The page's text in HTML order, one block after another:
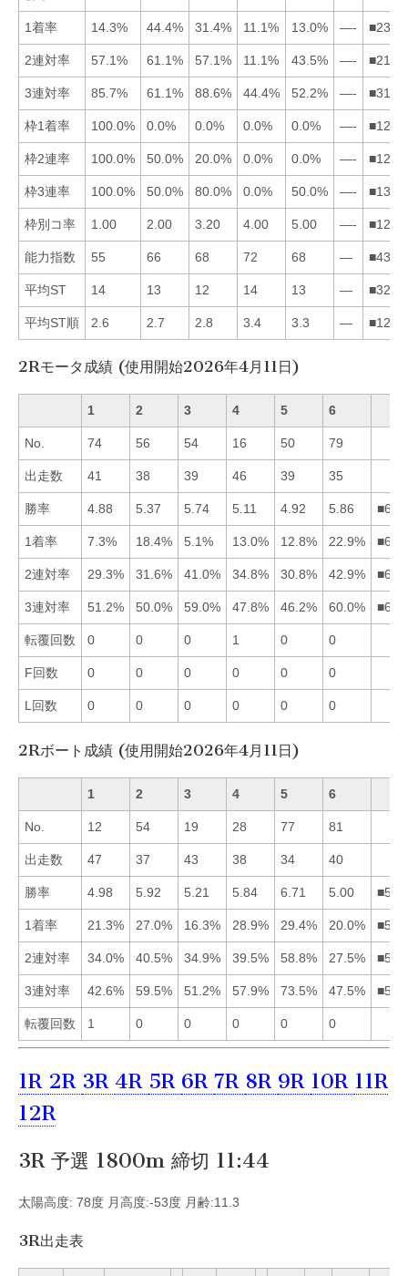
1着率 14.3% 44.4% 31.4% 11.1% 13.0% —-
2連対率 57.1% 61.1% 57.1% 11.1% 43.5% —-
3連対率 85.7% 61.1% 88.6% 44.4% 52.2% —-
枠1着率 100.0% 0.0% 0.0% 0.0% 0.0% —-
枠2連率 100.0% 50.0% 20.0% 0.0% 0.0% —-
枠3連率 100.0% 50.0% 80.0% 0.0% 50.0% —-
枠別コ率 1.00 2.00 3.20 4.00 5.00 —-
能力指数 55 66 68 72 68 —
平均ST 14 13 12 14 13 —
平均ST順 2.6 2.7 2.8 3.4 3.3 —
2Rモータ成績 (使用開始2026年4月11日)
1 2 3 4 5 6
No. 74 56 54 16 50 79
出走数 41 38 39 46 39 35
勝率 4.88 5.37 5.74 5.11 4.92 5.86
1着率 7.3% 18.4% 5.1% 13.0% 12.8% 22.9%
2連対率 29.3% 31.6% 41.0% 34.8% 30.8% 42.9%
3連対率 51.2% 50.0% 59.0% 47.8% 46.2% 60.0%
転覆回数 0 0 0 1 0 0
F回数 0 0 0 0 0 0
L回数 0 0 0 0 0 0
2Rボート成績 (使用開始2026年4月11日)
1 2 3 4 5 6
No. 12 54 19 28 77 81
出走数 47 37 43 38 34 40
勝率 4.98 5.92 5.21 5.84 6.71 5.00
1着率 21.3% 27.0% 16.3% 28.9% 29.4% 20.0%
2連対率 34.0% 40.5% 34.9% 39.5% 58.8% 27.5%
3連対率 42.6% 59.5% 51.2% 57.9% 73.5% 47.5%
転覆回数 1 0 0 0 0 0
1R 2R 3R 4R 5R 6R 7R 8R 9R 10R 11R
12R
3R 予選 1800m 締切 11:44
太陽高度: 78度 月高度:-53度 月齢:11.3
3R出走表